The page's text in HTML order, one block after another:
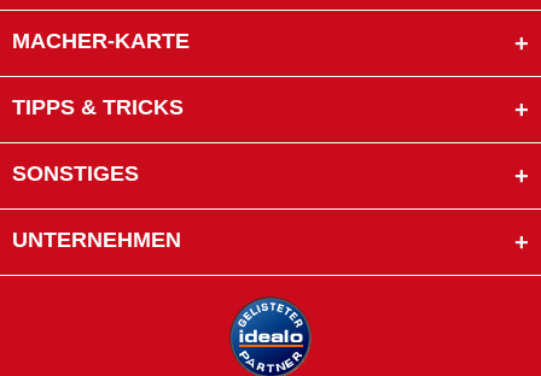
MACHER-KARTE
TIPPS & TRICKS
SONSTIGES
UNTERNEHMEN